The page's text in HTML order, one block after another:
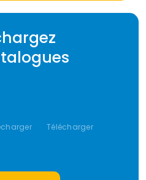
Télécharger